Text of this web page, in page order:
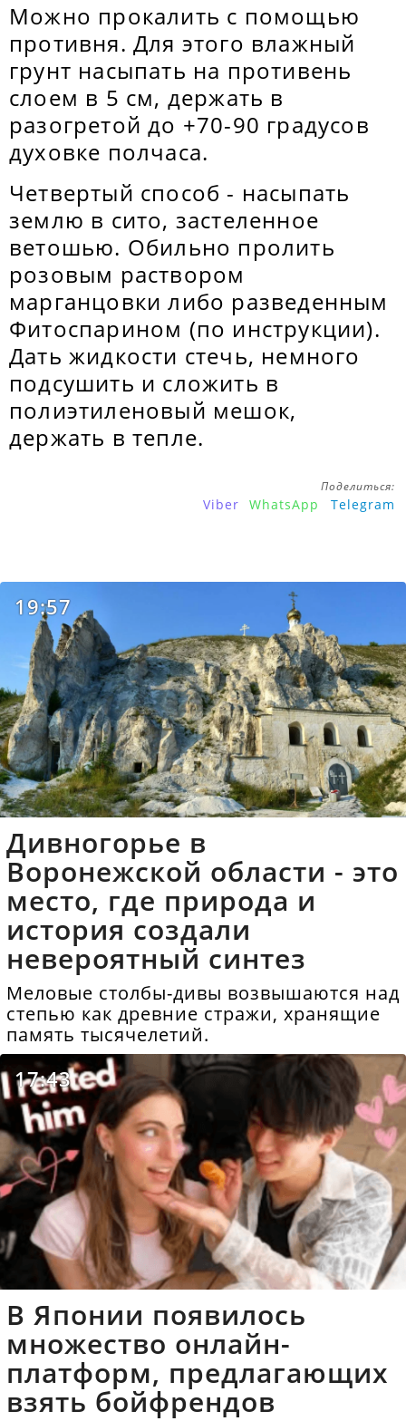
Можно прокалить с помощью
противня. Для этого влажный
грунт насыпать на противень
слоем в 5 см, держать в
разогретой до +70-90 градусов
духовке полчаса.
Четвертый способ - насыпать
землю в сито, застеленное
ветошью. Обильно пролить
розовым раствором
марганцовки либо разведенным
Фитоспарином (по инструкции).
Дать жидкости стечь, немного
подсушить и сложить в
полиэтиленовый мешок,
держать в тепле.
Поделиться:
Viber WhatsApp Telegram
19:57
Дивногорье в
Воронежской области - это
место, где природа и
история создали
невероятный синтез
Меловые столбы-дивы возвышаются над
степью как древние стражи, хранящие
память тысячелетий.
17:43
В Японии появилось
множество онлайн-
платформ, предлагающих
взять бойфрендов